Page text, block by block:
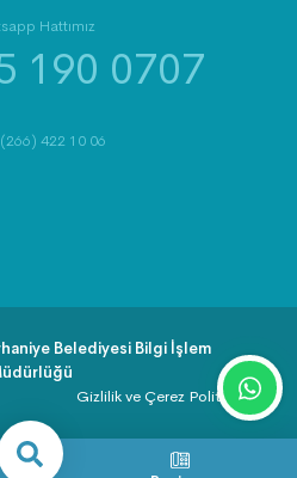
Hattımız
190 0707
422 10 06
Belediyesi Bilgi İşlem
Gizlilik ve Çerez Politikası